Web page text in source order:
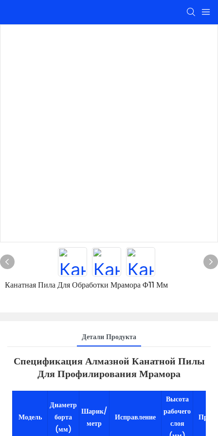
Канатная Пила Для Обработки Мрамора Φ11 Мм
Детали Продукта
Спецификация Алмазной Канатной Пилы
Для Профилирования Мрамора
Модель
Диаметр
борта
(мм)
Шарик/
метр
Исправление
Высота
рабочего
слоя